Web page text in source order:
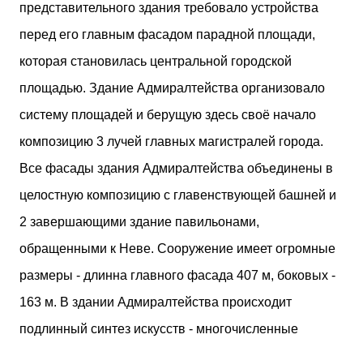
представительного здания требовало устройства
перед его главным фасадом парадной площади,
которая становилась центральной городской
площадью. Здание Адмиралтейства организовало
систему площадей и берущую здесь своё начало
композицию 3 лучей главных магистралей города.
Все фасады здания Адмиралтейства объединены в
целостную композицию с главенствующей башней и
2 завершающими здание павильонами,
обращенными к Неве. Сооружение имеет огромные
размеры - длинна главного фасада 407 м, боковых -
163 м. В здании Адмиралтейства происходит
подлинный синтез искусств - многочисленные